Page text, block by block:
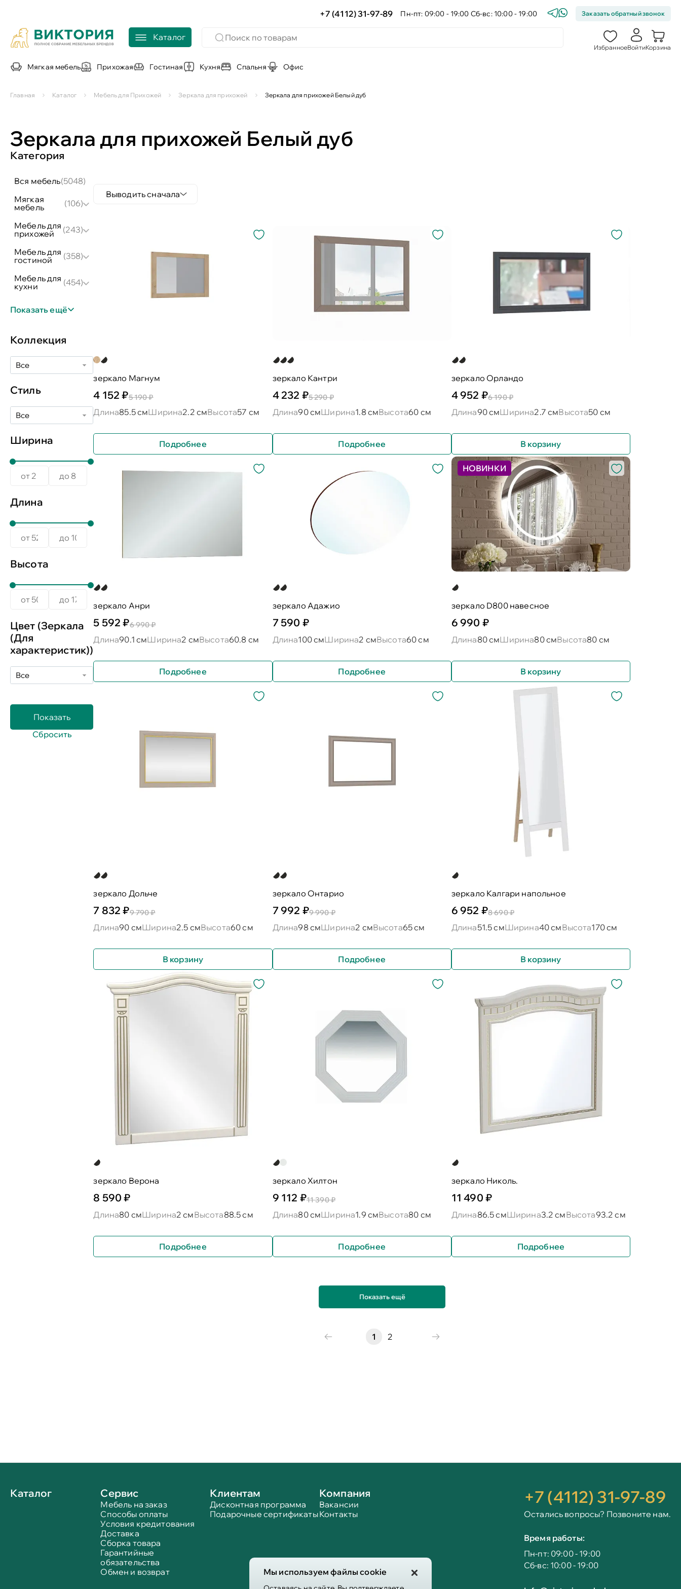
+7 (4112) 31-97-89 Пн-пт: 09:00 - 19:00 Сб-вс: 10:00 - 19:00 Заказать обратный звонок
Каталог
ИзбранноеВойтиКорзина
Мягкая мебель Прихожая Гостиная Кухня Спальня Офис
Мы используем файлы cookie
Главная Каталог Мебель для Прихожей Зеркала для прихожей Зеркала для прихожей Белый дуб
Зеркала для прихожей Белый дуб
Категория
вся мебель(5048)
мягкая
мебель
(106)
мебель для
прихожей
(243)
мебель для
гостиной
(358)
мебель для
кухни
(454)
Показать ещё
Коллекция
Все
Стиль
Все
Ширина
Длина
Высота
Цвет (Зеркала
(Для
характеристик))
Все
Выводить сначала
зеркало Магнум
4 152 ₽5 190 ₽
Длина85.5 смШирина2.2 смВысота57 см
Подробнее
зеркало Кантри
4 232 ₽5 290 ₽
Длина90 смШирина1.8 смВысота60 см
Подробнее
зеркало Орландо
4 952 ₽6 190 ₽
Длина90 смШирина2.7 смВысота50 см
В корзину
зеркало Анри
5 592 ₽6 990 ₽
Длина90.1 смШирина2 смВысота60.8 см
Подробнее
зеркало Адажио
7 590 ₽
Длина100 смШирина2 смВысота60 см
Подробнее
НОВИНКИ
зеркало D800 навесное
6 990 ₽
Длина80 смШирина80 смВысота80 см
В корзину
зеркало Дольче
7 832 ₽9 790 ₽
Длина90 смШирина2.5 смВысота60 см
В корзину
зеркало Онтарио
7 992 ₽9 990 ₽
Длина98 смШирина2 смВысота65 см
Подробнее
зеркало Калгари напольное
6 952 ₽8 690 ₽
Длина51.5 смШирина40 смВысота170 см
В корзину
зеркало Верона
8 590 ₽
Длина80 смШирина2 смВысота88.5 см
Подробнее
зеркало Хилтон
9 112 ₽11 390 ₽
Длина80 смШирина1.9 смВысота80 см
Подробнее
зеркало Николь.
11 490 ₽
Длина86.5 смШирина3.2 смВысота93.2 см
Подробнее
Показать ещё
1 2
Каталог Сервис
Мебель на заказ
Способы оплаты
Условия кредитования
Доставка
Сборка товара
Гарантийные
обязательства
Обмен и возврат
Клиентам
Дисконтная программа
Подарочные сертификаты
Компания
Вакансии
Контакты
+7 (4112) 31-97-89
Остались вопросы? Позвоните нам.
Время работы:
Пн-пт: 09:00 - 19:00
Сб-вс: 10:00 - 19:00